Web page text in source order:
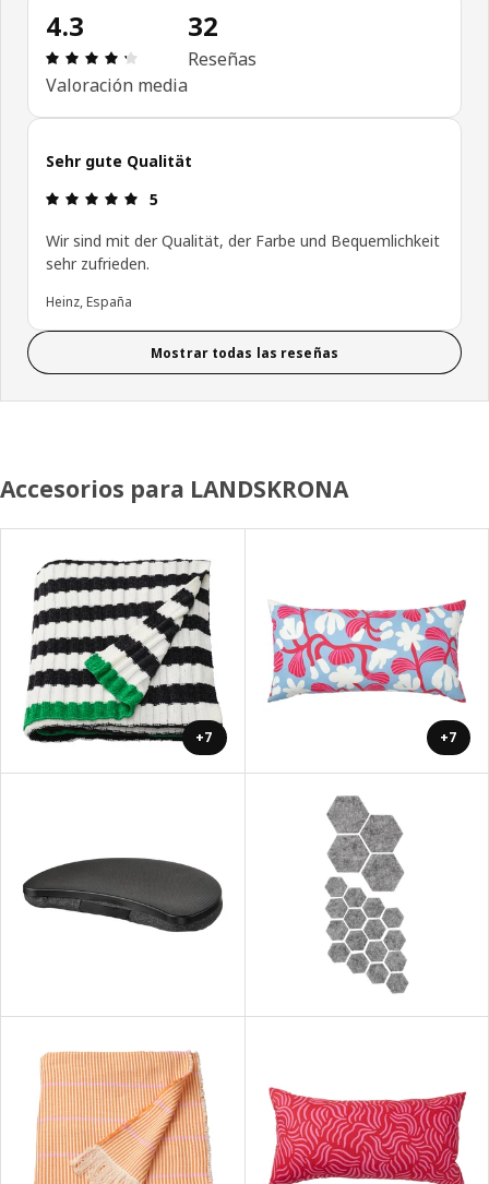
4.3
Reseña: 4.3 de 5 estrellas. Revisiones totales: 32
Valoración media
32
Reseñas
Sehr gute Qualität
Reseña: 5 de 5 estrellas.
5
Wir sind mit der Qualität, der Farbe und Bequemlichkeit
sehr zufrieden.
Heinz, España
Mostrar todas las reseñas
Accesorios para LANDSKRONA
+7 +7